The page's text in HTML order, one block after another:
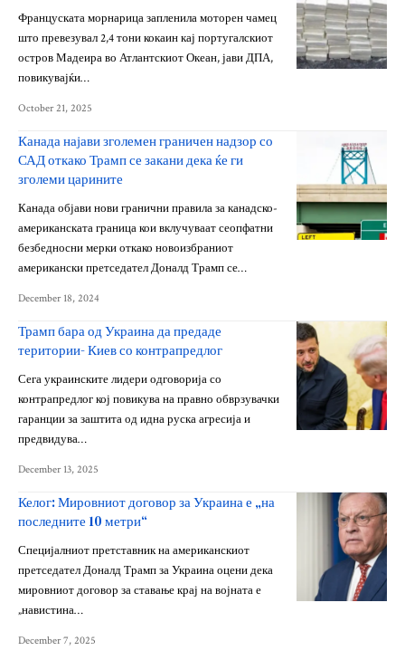
Француската морнарица запленила моторен чамец
што превезувал 2,4 тони кокаин кај португалскиот
остров Мадеира во Атлантскиот Океан, јави ДПА,
повикувајќи…
October 21, 2025
Канада најави зголемен граничен надзор со
САД откако Трамп се закани дека ќе ги
зголеми царините
Канада објави нови гранични правила за канадско-
американската граница кои вклучуваат сеопфатни
безбедносни мерки откако новоизбраниот
американски претседател Доналд Трамп се…
December 18, 2024
Трамп бара од Украина да предаде
територии- Киев со контрапредлог
Сега украинските лидери одговорија со
контрапредлог кој повикува на правно обврзувачки
гаранции за заштита од идна руска агресија и
предвидува…
December 13, 2025
Келог: Мировниот договор за Украина е „на
последните 10 метри“
Специјалниот претставник на американскиот
претседател Доналд Трамп за Украина оцени дека
мировниот договор за ставање крај на војната е
„навистина…
December 7, 2025